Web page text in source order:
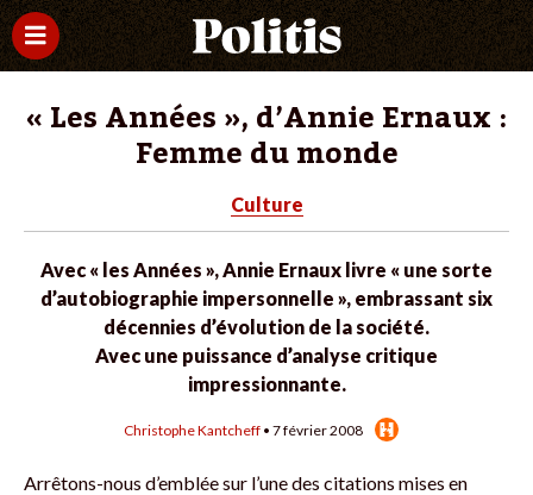
« Les Années », d’Annie Ernaux :
Femme du monde
Culture
Avec « les Années », Annie Ernaux livre « une sorte
d’autobiographie impersonnelle », embrassant six
décennies d’évolution de la société.
Avec une puissance d’analyse critique
impressionnante.
Christophe Kantcheff • 7 février 2008
Arrêtons-nous d’emblée sur l’une des citations mises en